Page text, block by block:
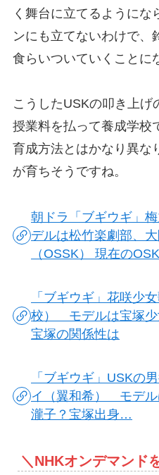
く舞台に立てるようにな
ンにも立てないわけで、
食らいついていくことに
こうしたUSKの叩き上げ
授業料を払って養成学校
育成方法とはかなり異な
が育ちそうですね。
朝ドラ「ブギウギ」
デルは松竹楽劇部、
（OSSK） 現在の
「ブギウギ」花咲少
校） モデルは宝塚
宝塚の関係性は
「ブギウギ」USKの
イ（翼和希） モデル
瀧子？宝塚出身…
＼ NHKオンデマンド